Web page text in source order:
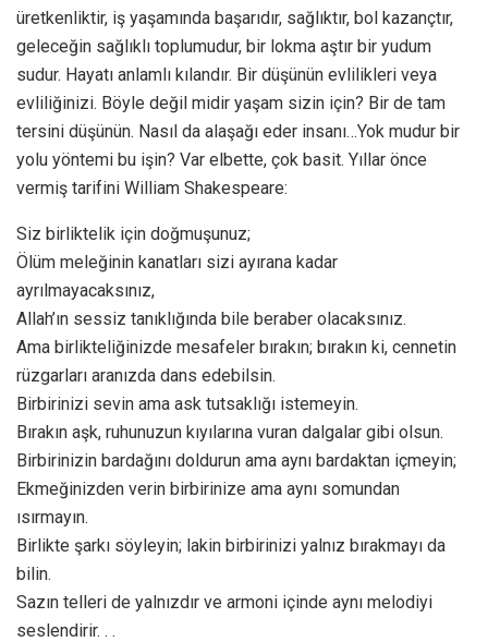
üretkenliktir, iş yaşamında başarıdır, sağlıktır, bol kazançtır,
geleceğin sağlıklı toplumudur, bir lokma aştır bir yudum
sudur. Hayatı anlamlı kılandır. Bir düşünün evlilikleri veya
evliliğinizi. Böyle değil midir yaşam sizin için? Bir de tam
tersini düşünün. Nasıl da alaşağı eder insanı…Yok mudur bir
yolu yöntemi bu işin? Var elbette, çok basit. Yıllar önce
vermiş tarifini William Shakespeare:
Siz birliktelik için doğmuşunuz;
Ölüm meleğinin kanatları sizi ayırana kadar
ayrılmayacaksınız,
Allah’ın sessiz tanıklığında bile beraber olacaksınız.
Ama birlikteliğinizde mesafeler bırakın; bırakın ki, cennetin
rüzgarları aranızda dans edebilsin.
Birbirinizi sevin ama ask tutsaklığı istemeyin.
Bırakın aşk, ruhunuzun kıyılarına vuran dalgalar gibi olsun.
Birbirinizin bardağını doldurun ama aynı bardaktan içmeyin;
Ekmeğinizden verin birbirinize ama aynı somundan
ısırmayın.
Birlikte şarkı söyleyin; lakin birbirinizi yalnız bırakmayı da
bilin.
Sazın telleri de yalnızdır ve armoni içinde aynı melodiyi
seslendirir. . .